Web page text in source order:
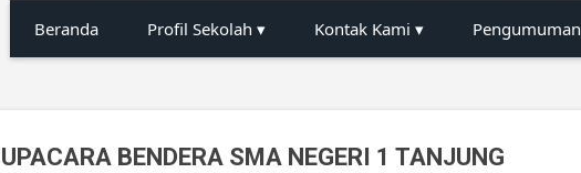
Beranda Profil Sekolah ▾ Kontak Kami ▾ Pengumuman
UPACARA BENDERA SMA NEGERI 1 TANJUNG